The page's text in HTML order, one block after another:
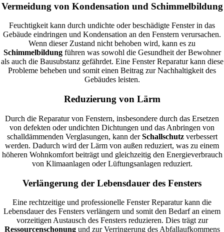
Vermeidung von Kondensation und Schimmelbildung
Feuchtigkeit kann durch undichte oder beschädigte Fenster in das
Gebäude eindringen und Kondensation an den Fenstern verursachen.
Wenn dieser Zustand nicht behoben wird, kann es zu
Schimmelbildungführen was sowohl die Gesundheit der Bewohner
als auch die Bausubstanz gefährdet. Eine Fenster Reparatur kann diese
Probleme beheben und somit einen Beitrag zur Nachhaltigkeit des
Gebäudes leisten.
Reduzierung von Lärm
Durch die Reparatur von Fenstern, insbesondere durch das Ersetzen
von defekten oder undichten Dichtungen und das Anbringen von
schalldämmenden Verglasungen, kann derSchallschutzverbessert
werden. Dadurch wird der Lärm von außen reduziert, was zu einem
höheren Wohnkomfort beiträgt und gleichzeitig den Energieverbrauch
von Klimaanlagen oder Lüftungsanlagen reduziert.
Verlängerung der Lebensdauer des Fensters
Eine rechtzeitige und professionelle Fenster Reparatur kann die
Lebensdauer des Fensters verlängern und somit den Bedarf an einem
vorzeitigen Austausch des Fensters reduzieren. Dies trägt zur
Ressourcenschonungund zur Verringerung des Abfallaufkommens